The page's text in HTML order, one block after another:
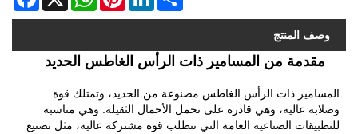
وصف المنتج
مقدمة من المسامير ذات الرأس الغاطس الحديد
المسامير ذات الرأس الغاطس مصنوعة من الحديد، وتمتلك قوة
وصلابة عالية، وهي قادرة على تحمل الأحمال الثقيلة. وهي مناسبة
للتطبيقات الصناعية العامة التي تتطلب قوة مشتركة عالية، مثل تصنيع